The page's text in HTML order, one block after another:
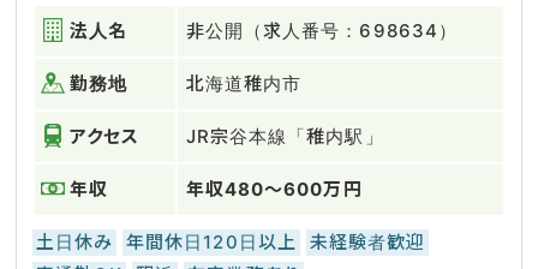
法人名 非公開（求人番号：698634）
勤務地 北海道稚内市
アクセス JR宗谷本線「稚内駅」
年収 年収480～600万円
土日休み 年間休日120日以上
未経験者歓迎